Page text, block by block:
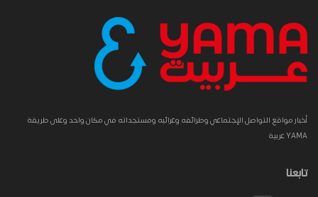
أخبار مواقع التواصل الإجتماعي وطرائفه وغرائبه ومستجداته في مكان واحد وعلى طريقة
YAMA عربية
تابعنا